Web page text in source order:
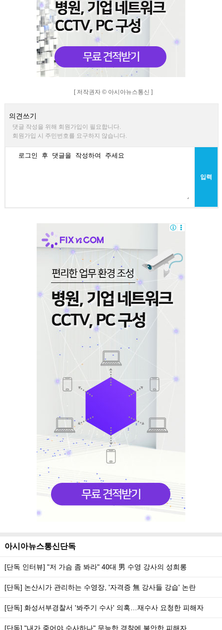
[ 저작권자 © 아시아뉴스통신 ]
의견쓰기
댓글 작성을 위해 회원가입이 필요합니다.
회원가입 시 주민번호를 요구하지 않습니다.
입력
아시아뉴스통신단독
[단독 인터뷰] "저 가슴 좀 봐라" 40대 男 수영 강사의 성희롱
[단독] 논산시가 관리하는 수영장, '자격증 無 강사들 강습' 논란
[단독] 화성서부경찰서 '봐주기 수사' 의혹…재수사 요청한 피해자
[단독] "내가 죽어야 수사하나" 무능한 경찰에 불안한 피해자